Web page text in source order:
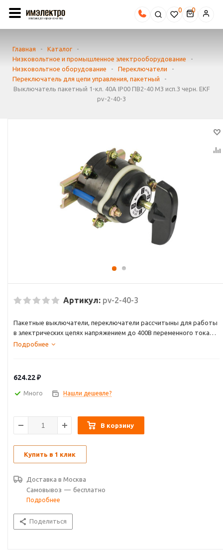
0
Главная - Каталог
-
Низковольтное и промышленное электрооборудование
-
Низковольтное оборудование
- Переключатели
-
Переключатель для цепи управления, пакетный
-
Выключатель пакетный 1-кл. 40А IP00 ПВ2-40 М3 исп.3 черн. EKF
pv-2-40-3
Артикул: pv-2-40-3
Пакетные выключатели, переключатели рассчитыны для работы
в электрических цепях напряжением до 400В переменного тока
частотой 50, 60 Гц и 400 Гц и до 220В постоянного тока
Подробнее
624.22₽
Много Нашли дешевле?
В корзину
Купить в 1 клик
Доставка в Москва
Самовывоз — бесплатно
Подробнее
Поделиться